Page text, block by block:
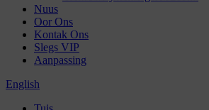
Nuus
Oor Ons
Kontak Ons
Slegs VIP
Aanpassing
English